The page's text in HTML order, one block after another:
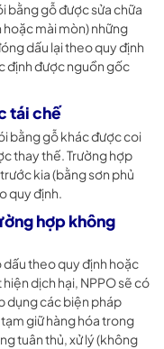
bằng gỗ được sửa chữa
mài mòn) những
dấu lại theo quy định
định được nguồn gốc
tái chế
bằng gỗ khác được coi
thay thế. Trường hợp
kia (bằng sơn phủ
quy định.
hợp không
theo quy định hoặc
dịch hại, NPPO sẽ có
dụng các biện pháp
giữ hàng hóa trong
tuân thủ, xử lý (không